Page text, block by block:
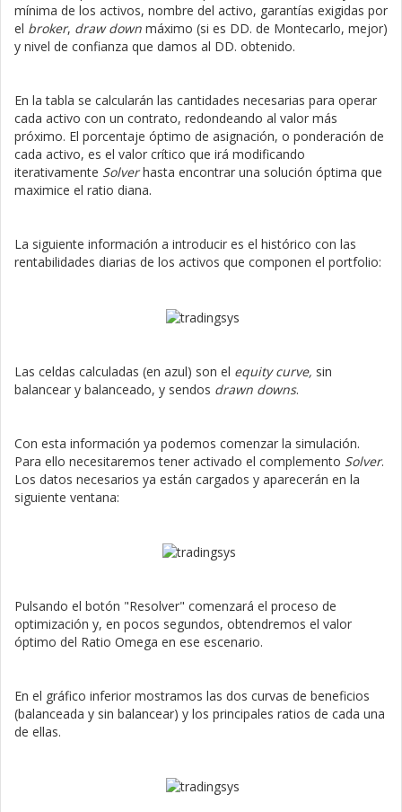
mínima de los activos, nombre del activo, garantías exigidas por
el broker, draw down máximo (si es DD. de Montecarlo, mejor)
y nivel de confianza que damos al DD. obtenido.
En la tabla se calcularán las cantidades necesarias para operar
cada activo con un contrato, redondeando al valor más
próximo. El porcentaje óptimo de asignación, o ponderación de
cada activo, es el valor crítico que irá modificando
iterativamente Solverhasta encontrar una solución óptima que
maximice el ratio diana.
La siguiente información a introducir es el histórico con las
rentabilidades diarias de los activos que componen el portfolio:
Las celdas calculadas (en azul) son el equity curve, sin
balancear y balanceado, y sendos drawn downs.
Con esta información ya podemos comenzar la simulación.
Para ello necesitaremos tener activado el complemento Solver.
Los datos necesarios ya están cargados y aparecerán en la
siguiente ventana:
Pulsando el botón "Resolver" comenzará el proceso de
optimización y, en pocos segundos, obtendremos el valor
óptimo del Ratio Omega en ese escenario.
En el gráfico inferior mostramos las dos curvas de beneficios
(balanceada y sin balancear) y los principales ratios de cada una
de ellas.